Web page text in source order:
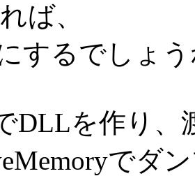
ば、
するでしょ
DLLを作り、
でダ